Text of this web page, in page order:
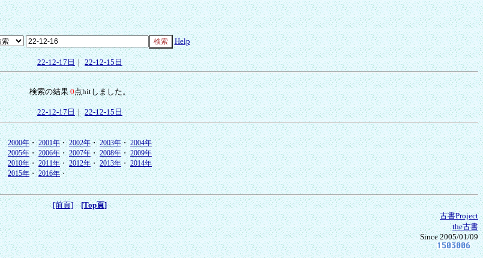
Help
22-12-17日｜22-12-15日
検索の結果0点hitしました。
22-12-17日｜22-12-15日
2000年・2001年・2002年・2003年・2004年
2005年・2006年・2007年・2008年・2009年
2010年・2011年・2012年・2013年・2014年
2015年・2016年・
[前頁]
[Top頁]
古書Project
the古書
Since 2005/01/09